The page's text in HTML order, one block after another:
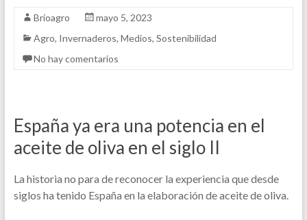
Brioagro
mayo 5, 2023
Agro, Invernaderos, Medios, Sostenibilidad
No hay comentarios
España ya era una potencia en el
aceite de oliva en el siglo II
La historia no para de reconocer la experiencia que desde
siglos ha tenido España en la elaboración de aceite de oliva.